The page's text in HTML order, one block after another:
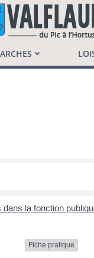
dans la fonction
Fiche pratique